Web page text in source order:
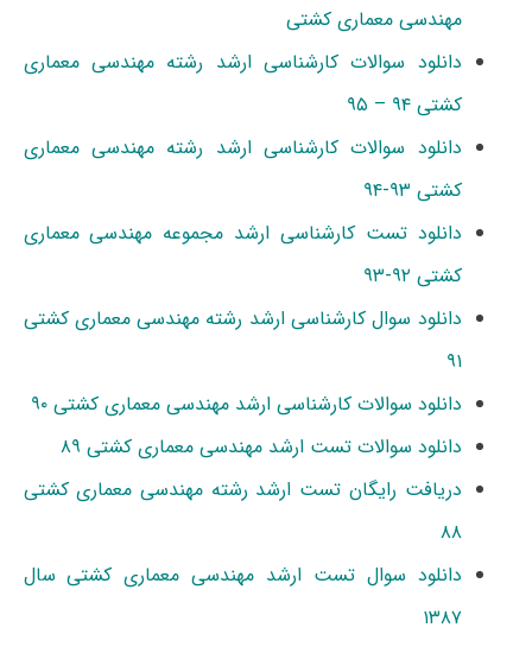
مهندسی معماری کشتی
دانلود سوالات کارشناسی ارشد رشته مهندسی معماری
کشتی ۹۴ – ۹۵
دانلود سوالات کارشناسی ارشد رشته مهندسی معماری
کشتی ۹۳-۹۴
دانلود تست کارشناسی ارشد مجموعه مهندسی معماری
کشتی ۹۲-۹۳
دانلود سوال کارشناسی ارشد رشته مهندسی معماری کشتی
۹۱
دانلود سوالات کارشناسی ارشد مهندسی معماری کشتی ۹۰
دانلود سوالات تست ارشد مهندسی معماری کشتی ۸۹
دریافت رایگان تست ارشد رشته مهندسی معماری کشتی
۸۸
دانلود سوال تست ارشد مهندسی معماری کشتی سال
۱۳۸۷